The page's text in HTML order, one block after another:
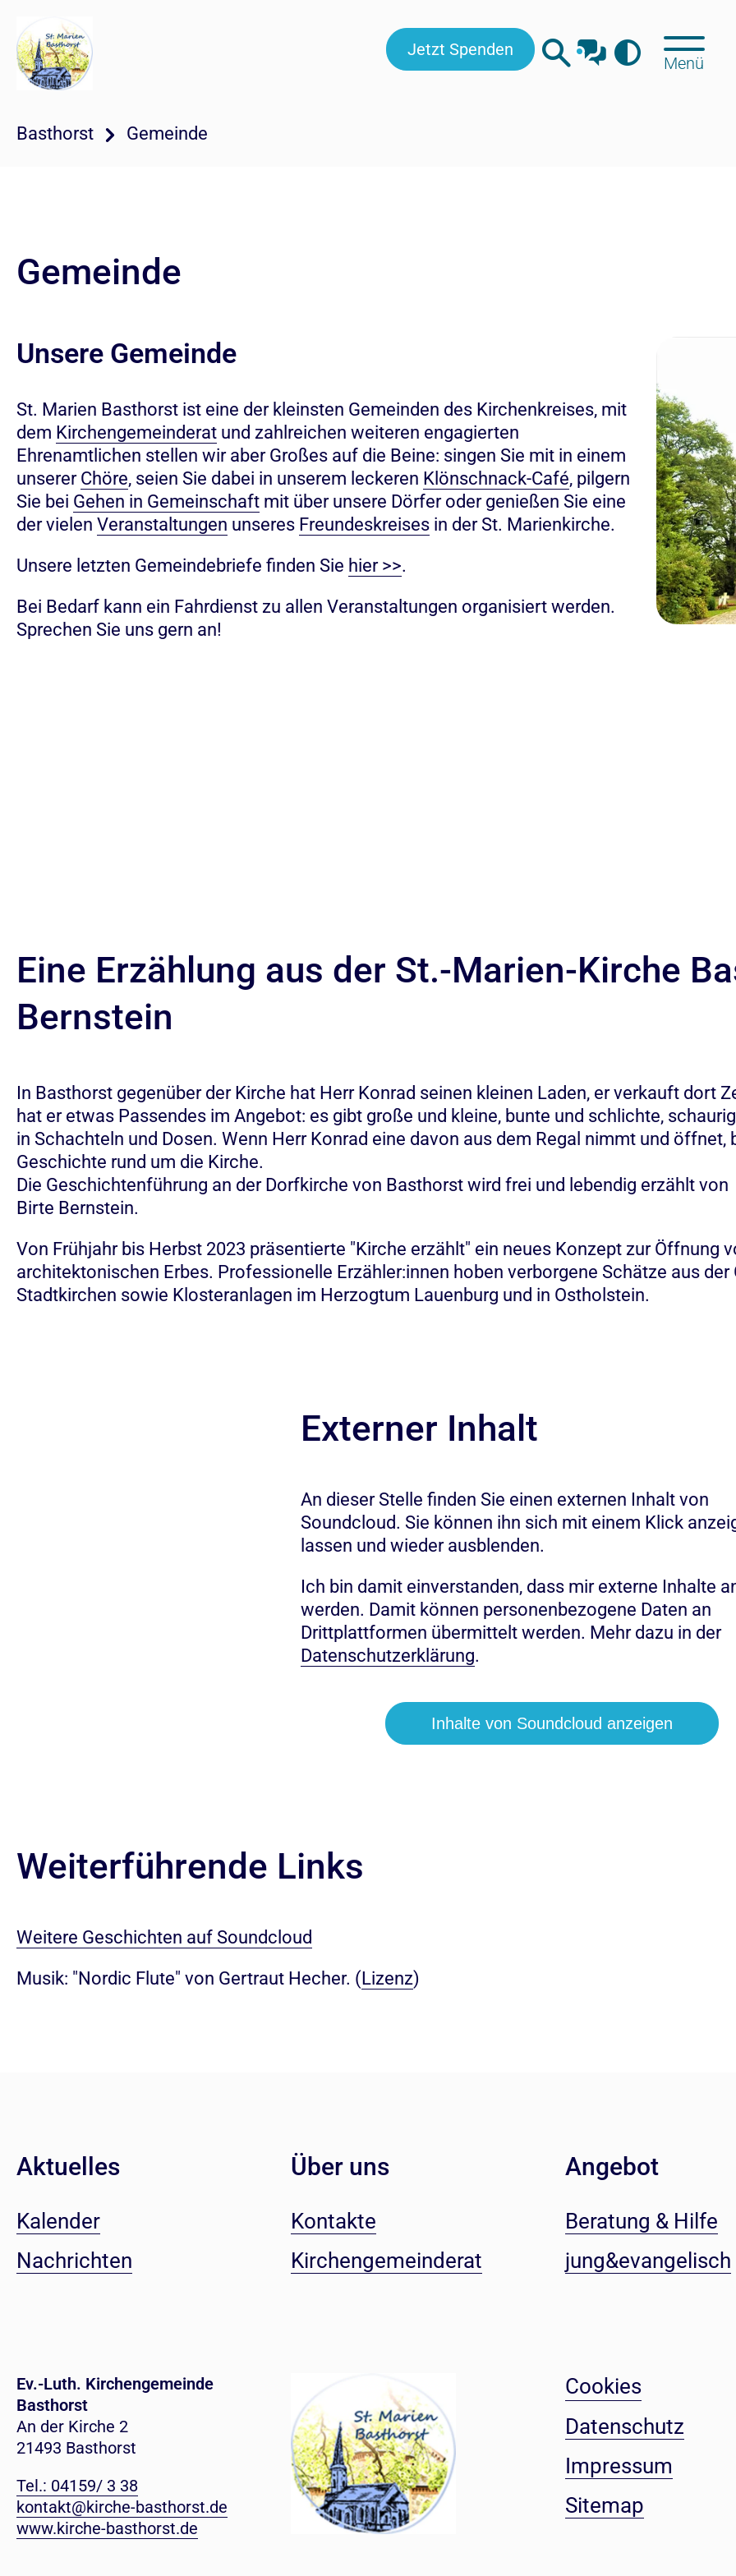
Jetzt Spenden
Menü
Basthorst Gemeinde
Gemeinde
Unsere Gemeinde
St. Marien Basthorst ist eine der kleinsten Gemeinden des Kirchenkreises, mit
dem Kirchengemeinderat und zahlreichen weiteren engagierten
Ehrenamtlichen stellen wir aber Großes auf die Beine: singen Sie mit in einem
unserer Chöre, seien Sie dabei in unserem leckeren Klönschnack-Café, pilgern
Sie bei Gehen in Gemeinschaft mit über unsere Dörfer oder genießen Sie eine
der vielen Veranstaltungen unseres Freundeskreises in der St. Marienkirche.
Unsere letzten Gemeindebriefe finden Sie hier >>.
Bei Bedarf kann ein Fahrdienst zu allen Veranstaltungen organisiert werden.
Sprechen Sie uns gern an!
Eine Erzählung aus der St.-Marien-Kirche
Bernstein
In Basthorst gegenüber der Kirche hat Herr Konrad seinen kleinen Laden, er verkauft dort
hat er etwas Passendes im Angebot: es gibt große und kleine, bunte und schlichte,
in Schachteln und Dosen. Wenn Herr Konrad eine davon aus dem Regal nimmt und
Geschichte rund um die Kirche.
Die Geschichtenführung an der Dorfkirche von Basthorst wird frei und lebendig erzählt von
Birte Bernstein.
Von Frühjahr bis Herbst 2023 präsentierte "Kirche erzählt" ein neues Konzept zur Öffnung
architektonischen Erbes. Professionelle Erzähler:innen hoben verborgene Schätze aus
Stadtkirchen sowie Klosteranlagen im Herzogtum Lauenburg und in Ostholstein.
Externer Inhalt
An dieser Stelle finden Sie einen externen Inhalt von
Soundcloud. Sie können ihn sich mit einem Klick
lassen und wieder ausblenden.
Ich bin damit einverstanden, dass mir externe Inhalte
werden. Damit können personenbezogene Daten an
Drittplattformen übermittelt werden. Mehr dazu in der
Datenschutzerklärung.
Inhalte von Soundcloud anzeigen
Weiterführende Links
Weitere Geschichten auf Soundcloud
Musik: "Nordic Flute" von Gertraut Hecher. (Lizenz)
Aktuelles
Kalender
Nachrichten
Über uns
Kontakte
Kirchengemeinderat
Angebot
Beratung & Hilfe
jung&evangelisch
Ev.-Luth. Kirchengemeinde
Basthorst
An der Kirche 2
21493 Basthorst
Tel.: 04159/ 3 38
kontakt@kirche-basthorst.de
www.kirche-basthorst.de
Cookies
Datenschutz
Impressum
Sitemap